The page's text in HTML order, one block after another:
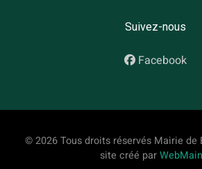
Suivez-nous
Facebook
© 2026 Tous droits réservés Mairie de
site créé par